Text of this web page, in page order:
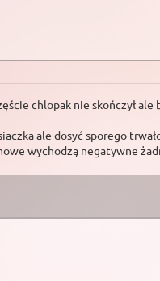
chlopak nie skończył ale
ale dosyć sporego
wychodzą negatywne